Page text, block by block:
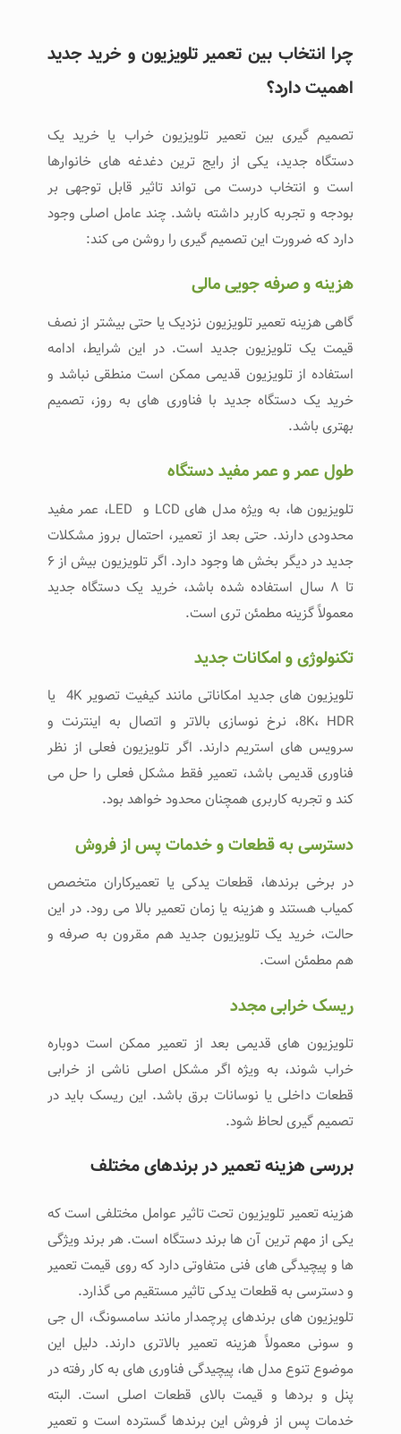
چرا انتخاب بین تعمیر تلویزیون و خرید جدید
اهمیت دارد؟
تصمیم‌ گیری بین تعمیر تلویزیون خراب یا خرید یک
دستگاه جدید، یکی از رایج‌ ترین دغدغه‌ های خانوارها
است و انتخاب درست می‌ تواند تاثیر قابل توجهی بر
بودجه و تجربه کاربر داشته باشد. چند عامل اصلی وجود
دارد که ضرورت این تصمیم‌ گیری را روشن می‌ کند:
هزینه و صرفه‌ جویی مالی
گاهی هزینه تعمیر تلویزیون نزدیک یا حتی بیشتر از نصف
قیمت یک تلویزیون جدید است. در این شرایط، ادامه
استفاده از تلویزیون قدیمی ممکن است منطقی نباشد و
خرید یک دستگاه جدید با فناوری‌ های به‌ روز، تصمیم
بهتری باشد.
طول عمر و عمر مفید دستگاه
تلویزیون‌ ها، به ویژه مدل‌ های LCD و LED، عمر مفید
محدودی دارند. حتی بعد از تعمیر، احتمال بروز مشکلات
جدید در دیگر بخش‌ ها وجود دارد. اگر تلویزیون بیش از ۶
تا ۸ سال استفاده شده باشد، خرید یک دستگاه جدید
معمولاً گزینه مطمئن‌ تری است.
تکنولوژی و امکانات جدید
تلویزیون‌ های جدید امکاناتی مانند کیفیت تصویر 4K یا
8K، HDR، نرخ نوسازی بالاتر و اتصال به اینترنت و
سرویس‌ های استریم دارند. اگر تلویزیون فعلی از نظر
فناوری قدیمی باشد، تعمیر فقط مشکل فعلی را حل می‌
کند و تجربه کاربری همچنان محدود خواهد بود.
دسترسی به قطعات و خدمات پس از فروش
در برخی برندها، قطعات یدکی یا تعمیرکاران متخصص
کمیاب هستند و هزینه یا زمان تعمیر بالا می‌ رود. در این
حالت، خرید یک تلویزیون جدید هم مقرون‌ به‌ صرفه و
هم مطمئن است.
ریسک خرابی مجدد
تلویزیون‌ های قدیمی بعد از تعمیر ممکن است دوباره
خراب شوند، به ویژه اگر مشکل اصلی ناشی از خرابی
قطعات داخلی یا نوسانات برق باشد. این ریسک باید در
تصمیم‌ گیری لحاظ شود.
بررسی هزینه تعمیر در برندهای مختلف
هزینه تعمیر تلویزیون تحت تاثیر عوامل مختلفی است که
یکی از مهم‌ ترین آن‌ ها برند دستگاه است. هر برند ویژگی‌
ها و پیچیدگی‌ های فنی متفاوتی دارد که روی قیمت تعمیر
و دسترسی به قطعات یدکی تاثیر مستقیم می‌ گذارد.
تلویزیون‌ های برندهای پرچمدار مانند سامسونگ، ال‌ جی
و سونی معمولاً هزینه تعمیر بالاتری دارند. دلیل این
موضوع تنوع مدل‌ ها، پیچیدگی فناوری‌ های به‌ کار رفته در
پنل و بردها و قیمت بالای قطعات اصلی است. البته
خدمات پس از فروش این برندها گسترده است و تعمیر